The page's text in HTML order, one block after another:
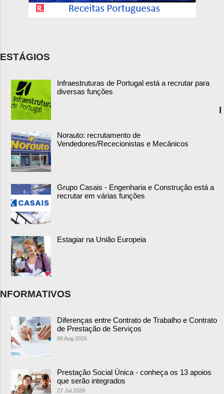
ESTÁGIOS
Infraestruturas de Portugal está a recrutar para
diversas funções
Norauto: recrutamento de
Vendedores/Rececionistas e Mecânicos
Grupo Casais - Engenharia e Construção está a
recrutar em várias funções
Estagiar na União Europeia
I
NFORMATIVOS
Diferenças entre Contrato de Trabalho e Contrato
de Prestação de Serviços
06 Aug 2026
Prestação Social Única - conheça os 13 apoios
que serão integrados
27 Jul 2026